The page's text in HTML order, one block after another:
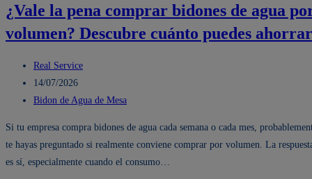
Patrias
un
Bidón
Agua
Mineral
seguro
tu
¿Vale la pena comprar bidones de agua
volumen? Descubre cuánto puedes ahorrar
Autor
de
la
Real Service
Publicación
de
entrada:
14/07/2026
Categoría
la
entrada:
Bidon de Agua de Mesa
Si tu empresa compra bidones de agua cada semana o cada mes,
te hayas preguntado si realmente conviene comprar por volumen. La
es sí, especialmente cuando el consumo…